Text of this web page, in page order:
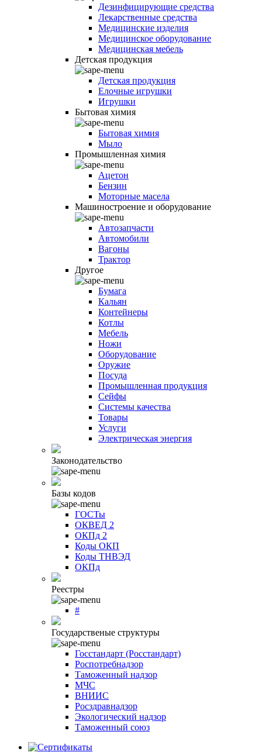
Дезинфицирующие средства
Лекарственные средства
Медицинские изделия
Медицинское оборудование
Медицинская мебель
Детская продукция
Детская продукция
Елочные игрушки
Игрушки
Бытовая химия
Бытовая химия
Мыло
Промышленная химия
Ацетон
Бензин
Моторные масела
Машиностроение и оборудование
Автозапчасти
Автомобили
Вагоны
Трактор
Другое
Бумага
Кальян
Контейнеры
Котлы
Мебель
Ножи
Оборудование
Оружие
Посуда
Промышленная продукция
Сейфы
Системы качества
Товары
Услуги
Электрическая энергия
Законодательство
Базы кодов
ГОСТы
ОКВЕД 2
ОКПд 2
Коды ОКП
Коды ТНВЭД
ОКПд
Реестры
#
Государственые структуры
Госстандарт (Росстандарт)
Роспотребнадзор
Таможенный надзор
МЧС
ВНИИС
Росздравнадзор
Экологический надзор
Таможенный союз